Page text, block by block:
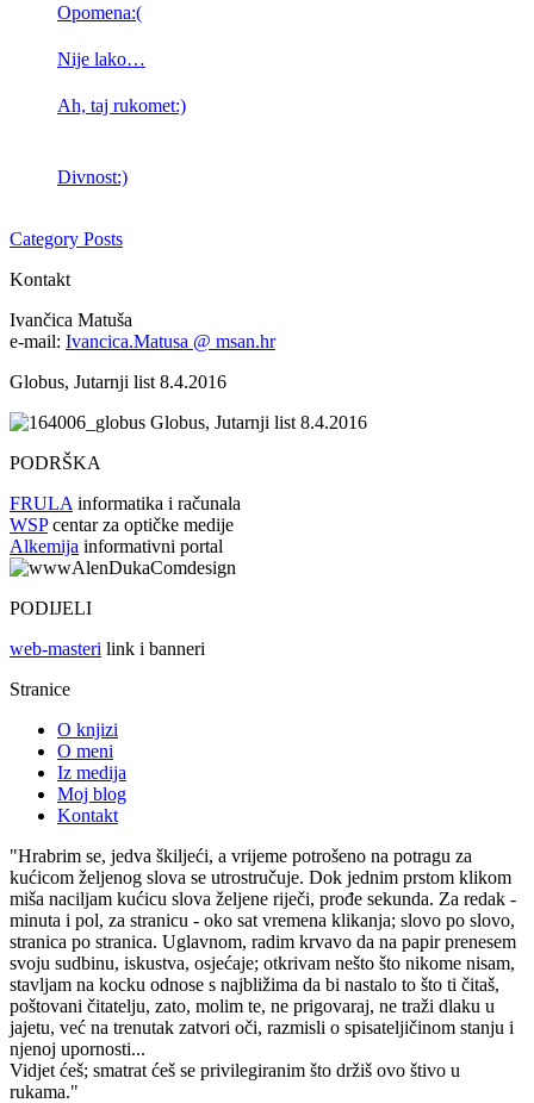
Opomena:(
Nije lako…
Ah, taj rukomet:)
Divnost:)
Category Posts
Kontakt
Ivančica Matuša
e-mail: Ivancica.Matusa @ msan.hr
Globus, Jutarnji list 8.4.2016
Globus, Jutarnji list 8.4.2016
PODRŠKA
FRULA informatika i računala
WSPcentar za optičke medije
Alkemija informativni portal
PODIJELI
web-masteri link i banneri
Stranice
O knjizi
O meni
Iz medija
Moj blog
Kontakt
"Hrabrim se, jedva škiljeći, a vrijeme potrošeno na potragu za
kućicom željenog slova se utrostručuje. Dok jednim prstom klikom
miša naciljam kućicu slova željene riječi, prođe sekunda. Za redak -
minuta i pol, za stranicu - oko sat vremena klikanja; slovo po slovo,
stranica po stranica. Uglavnom, radim krvavo da na papir prenesem
svoju sudbinu, iskustva, osjećaje; otkrivam nešto što nikome nisam,
stavljam na kocku odnose s najbližima da bi nastalo to što ti čitaš,
poštovani čitatelju, zato, molim te, ne prigovaraj, ne traži dlaku u
jajetu, već na trenutak zatvori oči, razmisli o spisateljičinom stanju i
njenoj upornosti...
Vidjet ćeš; smatrat ćeš se privilegiranim što držiš ovo štivo u
rukama."